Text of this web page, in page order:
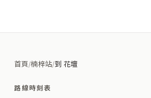
首頁/楠梓站/到 花壇
路線時刻表